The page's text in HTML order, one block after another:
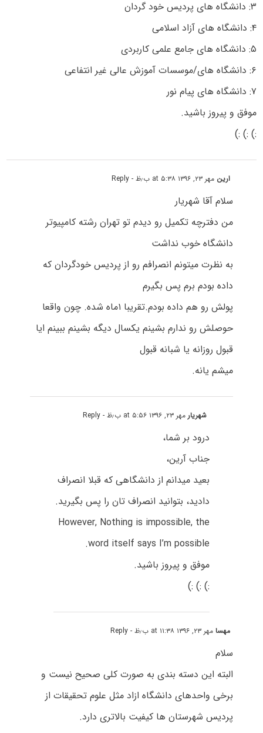
۳: دانشگاه های پردیس خود گردان
۴: دانشگاه های آزاد اسلامی
۵: دانشگاه های جامع علمی کاربردی
۶: دانشگاه های/موسسات آموزش عالی غیر انتفاعی
۷: دانشگاه های پیام نور
موفق و پیروز باشید.
:) :) :)
ارین مهر ۲۳, ۱۳۹۶ at ۵:۳۸ ب٫ظ - Reply
سلام آقا شهریار
من دفترچه تکمیل رو دیدم تو تهران رشته کامپیوتر
دانشگاه خوب نداشت
به نظرت میتونم انصرافم رو از پردیس خودگردان که
داده بودم برم پس بگیرم
پولش رو هم داده بودم.تقریبا ۱ماه شده. چون واقعا
حوصلش رو ندارم بشینم یکسال دیگه بشینم ببینم ایا
قبول روزانه یا شبانه قبول
میشم یانه.
شهریار مهر ۲۳, ۱۳۹۶ at ۵:۵۶ ب٫ظ - Reply
درود بر شما،
جناب آرین،
بعید میدانم از دانشگاهی که قبلا انصراف
دادید، بتوانید انصراف تان را پس بگیرید.
However, Nothing is impossible, the
word itself says I’m possible.
موفق و پیروز باشید.
:) :) :)
مهسامهر ۲۳, ۱۳۹۶ at ۱۱:۳۸ ب٫ظ - Reply
سلام
البته این دسته بندی به صورت کلی صحیح نیست و
برخی واحدهای دانشگاه ازاد مثل علوم تحقیقات از
پردیس شهرستان ها کیفیت بالاتری دارد.